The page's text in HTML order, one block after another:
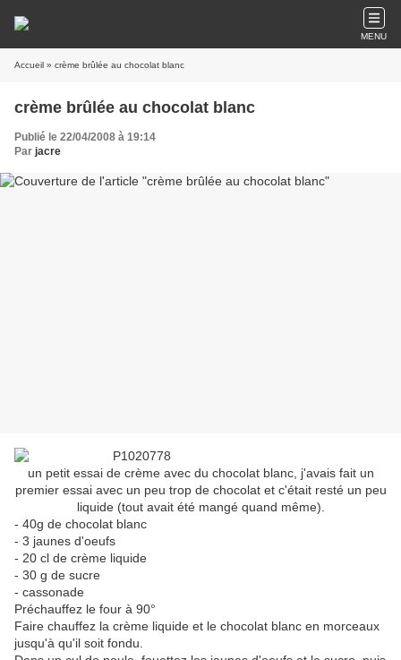
MENU
Accueil » crème brûlée au chocolat blanc
crème brûlée au chocolat blanc
Publié le 22/04/2008 à 19:14
Par jacre
un petit essai de crème avec du chocolat blanc, j'avais fait un
premier essai avec un peu trop de chocolat et c'était resté un peu
liquide (tout avait été mangé quand même).
- 40g de chocolat blanc
- 3 jaunes d'oeufs
- 20 cl de crème liquide
- 30 g de sucre
- cassonade
Préchauffez le four à 90°
Faire chauffez la crème liquide et le chocolat blanc en morceaux
jusqu'à qu'il soit fondu.